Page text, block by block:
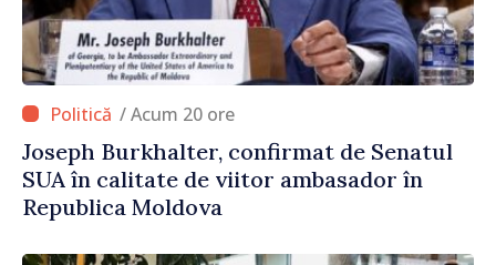
/ Acum 20 ore
Joseph Burkhalter, confirmat de Senatul
SUA în calitate de viitor ambasador în
Republica Moldova